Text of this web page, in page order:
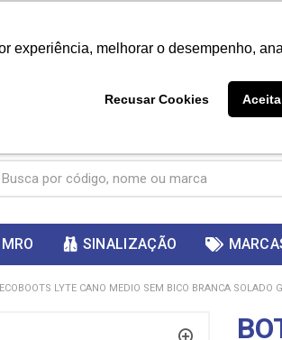
experiência, melhorar o desempenho,
Recusar Cookies
ganhar
MRO SINALIZAÇÃO
LYTE CANO MEDIO SEM BICO BRANCA SOLADO